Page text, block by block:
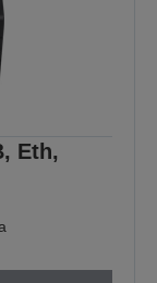
Eth,